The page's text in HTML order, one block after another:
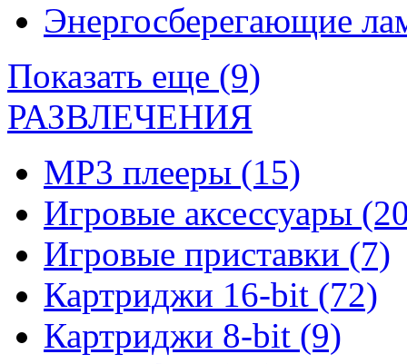
Энергосберегающие
Показать еще (9)
РАЗВЛЕЧЕНИЯ
MP3 плееры (15)
Игровые аксессуары
Игровые приставки (7)
Картриджи 16-bit (72)
Картриджи 8-bit (9)